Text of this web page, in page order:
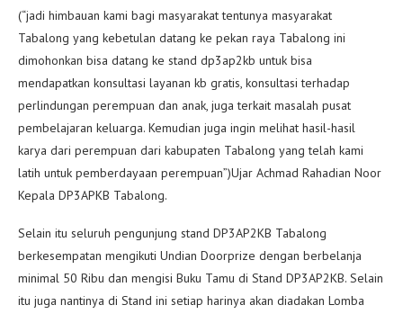
(“jadi himbauan kami bagi masyarakat tentunya masyarakat
Tabalong yang kebetulan datang ke pekan raya Tabalong ini
dimohonkan bisa datang ke stand dp3ap2kb untuk bisa
mendapatkan konsultasi layanan kb gratis, konsultasi terhadap
perlindungan perempuan dan anak, juga terkait masalah pusat
pembelajaran keluarga. Kemudian juga ingin melihat hasil-hasil
karya dari perempuan dari kabupaten Tabalong yang telah kami
latih untuk pemberdayaan perempuan”)Ujar Achmad Rahadian Noor
Kepala DP3APKB Tabalong.
Selain itu seluruh pengunjung stand DP3AP2KB Tabalong
berkesempatan mengikuti Undian Doorprize dengan berbelanja
minimal 50 Ribu dan mengisi Buku Tamu di Stand DP3AP2KB. Selain
itu juga nantinya di Stand ini setiap harinya akan diadakan Lomba